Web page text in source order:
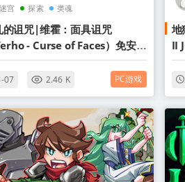
迷宫 探索 类魂
的诅咒|维霍：面具诅咒
- Curse of Faces）免安装
07 2.46 K PC游戏
II
文